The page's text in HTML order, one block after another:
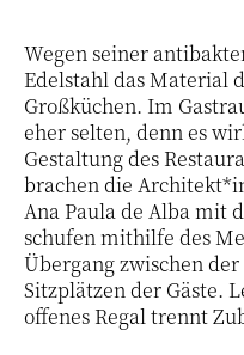
Wegen seiner
Edelstahl das Material
Großküchen. Im
eher selten, denn es
Gestaltung des
brachen die
Ana Paula de Alba mit
schufen mithilfe des
Übergang zwischen
Sitzplätzen der Gäste.
offenes Regal trennt